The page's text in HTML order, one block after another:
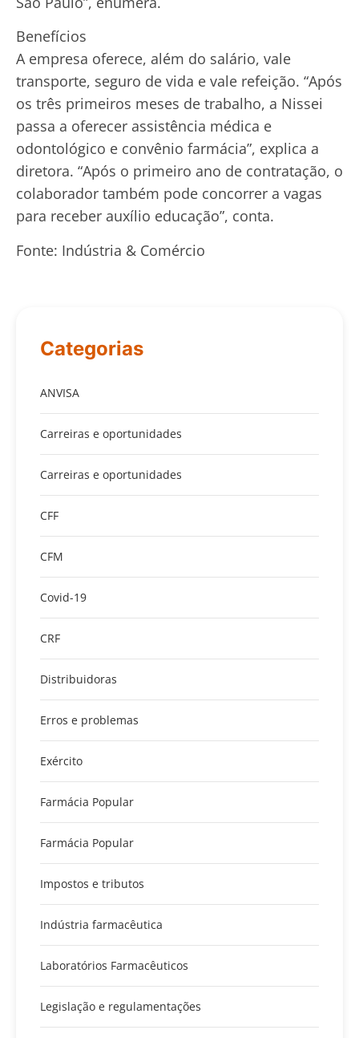
Benefícios
A empresa oferece, além do salário, vale
transporte, seguro de vida e vale refeição. “Após
os três primeiros meses de trabalho, a Nissei
passa a oferecer assistência médica e
odontológico e convênio farmácia”, explica a
diretora. “Após o primeiro ano de contratação, o
colaborador também pode concorrer a vagas
para receber auxílio educação”, conta.
Fonte: Indústria & Comércio
Categorias
ANVISA
Carreiras e oportunidades
Carreiras e oportunidades
CFF
CFM
Covid-19
CRF
Distribuidoras
Erros e problemas
Exército
Farmácia Popular
Farmácia Popular
Impostos e tributos
Indústria farmacêutica
Laboratórios Farmacêuticos
Legislação e regulamentações